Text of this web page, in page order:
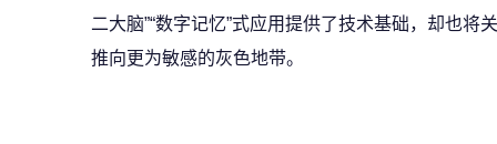
二大脑”“数字记忆”式应用提供了技术基础，却也
推向更为敏感的灰色地带。